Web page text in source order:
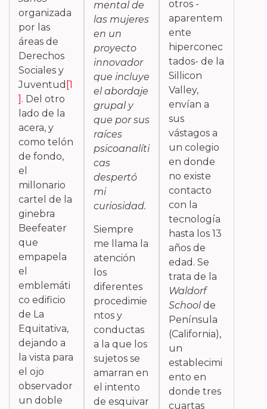
organizada
por las
áreas de
Derechos
Sociales y
Juventud [1
] . Del otro
lado de la
acera, y
como telón
de fondo,
el
millonario
cartel de la
ginebra
Beefeater
que
empapela
el
emblemáti
co edificio
de La
Equitativa,
dejando a
la vista para
el ojo
observador
un doble
mental de
las mujeres
en un
proyecto
innovador
que incluye
el abordaje
grupal y
que por sus
raíces
psicoanalíti
cas
despertó
mi
curiosidad.
Siempre
me llama la
atención
los
diferentes
procedimie
ntos y
conductas
a la que los
sujetos se
amarran en
el intento
de esquivar
otros -
aparentem
ente
hiperconec
tados- de la
Sillicon
Valley,
envían a
sus
vástagos a
un colegio
en donde
no existe
contacto
con la
tecnología
hasta los 13
años de
edad. Se
trata de la
Waldorf
Schoolde
Península
(California),
un
establecimi
ento en
donde tres
cuartas